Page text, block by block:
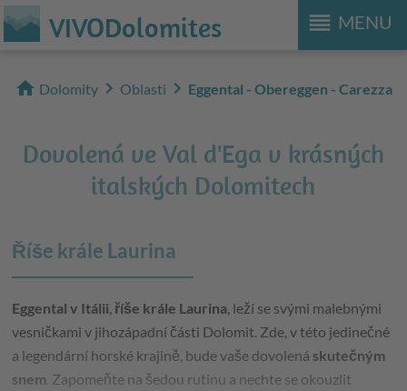
reorder MENU
VIVODolomites
home Dolomity chevron_right Oblasti chevron_right Eggental - Obereggen - Carezza
Dovolená ve Val d'Ega v krásných
italských Dolomitech
Říše krále Laurina
Eggental v Itálii říše krále Laurina , leží se svými malebnými
vesničkami v jihozápadní části Dolomit. Zde, v této jedinečné
a legendární horské krajině, bude vaše dovolená skutečným
snem . Zapomeňte na šedou rutinu a nechte se okouzlit